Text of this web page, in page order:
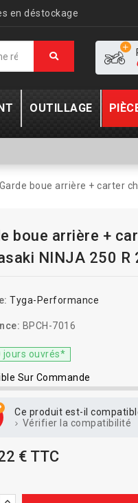
en déstockage
OUTILLAGE
Garde boue arrière + carter
boue arrière +
NINJA 250
Tyga-Performance
BPCH-7016
jours ouvrés*
Sur Commande
Ce produit est-il
Vérifier la compatibilité
€ TTC